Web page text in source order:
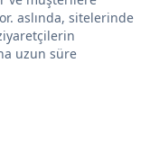
aslında, sitelerinde
uzun süre